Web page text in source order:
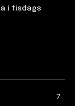
i tisdags
7